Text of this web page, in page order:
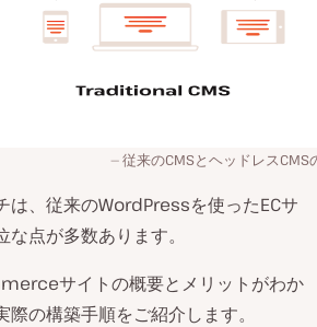
従来のCMSとヘッドレスCMS
は、従来のWordPressを使ったECサ
点が多数あります。
サイトの概要とメリットがわか
の構築手順をご紹介します。